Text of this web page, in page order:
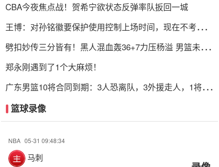
CBA今夜焦点战！贺希宁欲状态反弹率队扳回一城
王博：对孙铭徽要保护使用控制上场时间，现在不考虑总
劈扣妙传三分皆有！黑人混血轰36+7力压杨溢 男篮未来
郑永刚遇到了1个大麻烦！
广东男篮10将合同到期：3人恐离队，3外援走人，1将或
篮球录像
NBA 05-31 09:48:34
马刺